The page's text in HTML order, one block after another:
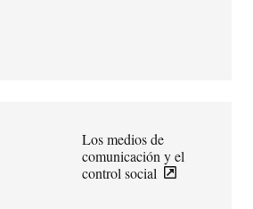
Los medios de
comunicación y el
control social